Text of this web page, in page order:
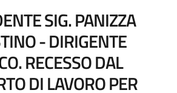
SIG. PANIZZA
- DIRIGENTE
RECESSO DAL
DI LAVORO PER